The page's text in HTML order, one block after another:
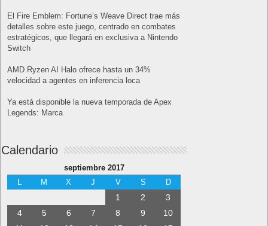
El Fire Emblem: Fortune’s Weave Direct trae más
detalles sobre este juego, centrado en combates
estratégicos, que llegará en exclusiva a Nintendo
Switch
AMD Ryzen AI Halo ofrece hasta un 34%
velocidad a agentes en inferencia loca
Ya está disponible la nueva temporada de Apex
Legends: Marca
Calendario
septiembre 2017
L
M X J V S D
1 2
3
4
5 6 7 8 9
10